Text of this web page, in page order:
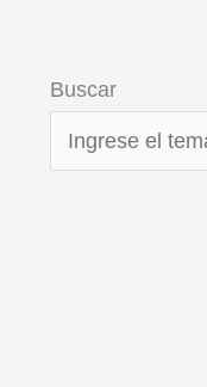
Buscar